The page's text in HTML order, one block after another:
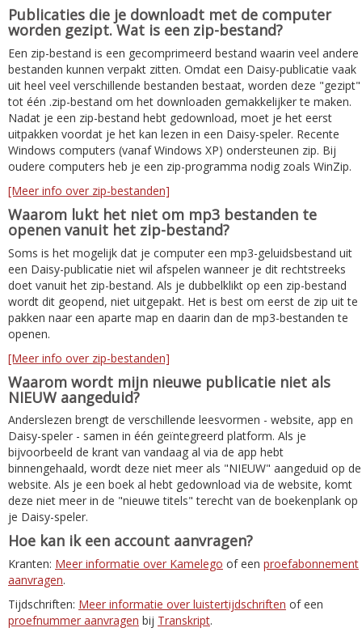
Publicaties die je downloadt met de computer
worden gezipt. Wat is een zip-bestand?
Een zip-bestand is een gecomprimeerd bestand waarin veel andere
bestanden kunnen verpakt zitten. Omdat een Daisy-publicatie vaak
uit heel veel verschillende bestanden bestaat, worden deze "gezipt"
tot één .zip-bestand om het downloaden gemakkelijker te maken.
Nadat je een zip-bestand hebt gedownload, moet je het eerst
uitpakken voordat je het kan lezen in een Daisy-speler. Recente
Windows computers (vanaf Windows XP) ondersteunen zip. Bij
oudere computers heb je een zip-programma nodig zoals WinZip.
[Meer info over zip-bestanden]
Waarom lukt het niet om mp3 bestanden te
openen vanuit het zip-bestand?
Soms is het mogelijk dat je computer een mp3-geluidsbestand uit
een Daisy-publicatie niet wil afspelen wanneer je dit rechtstreeks
doet vanuit het zip-bestand. Als je dubbelklikt op een zip-bestand
wordt dit geopend, niet uitgepakt. Het is best om eerst de zip uit te
pakken naar een aparte map en daarin dan de mp3-bestanden te
openen.
[Meer info over zip-bestanden]
Waarom wordt mijn nieuwe publicatie niet als
NIEUW aangeduid?
Anderslezen brengt de verschillende leesvormen - website, app en
Daisy-speler - samen in één geïntegreerd platform. Als je
bijvoorbeeld de krant van vandaag al via de app hebt
binnengehaald, wordt deze niet meer als "NIEUW" aangeduid op de
website. Als je een boek al hebt gedownload via de website, komt
deze niet meer in de "nieuwe titels" terecht van de boekenplank op
je Daisy-speler.
Hoe kan ik een account aanvragen?
Kranten: Meer informatie over Kamelego of een proefabonnement
aanvragen.
Tijdschriften: Meer informatie over luistertijdschriften of een
proefnummer aanvragen bij Transkript.